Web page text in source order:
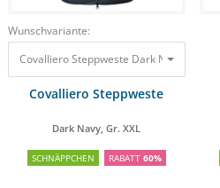
Covalliero Hoody Jacke Schwarz, Gr. XXL70,00 €28,00 €
Wunschvariante:
Covalliero Steppweste
Dark Navy, Gr. XXL
SCHNÄPPCHEN RABATT 60%